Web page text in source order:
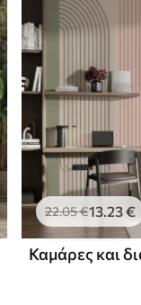
22.05€13.23€